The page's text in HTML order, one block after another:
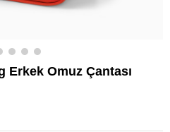
Erkek Omuz Çantası